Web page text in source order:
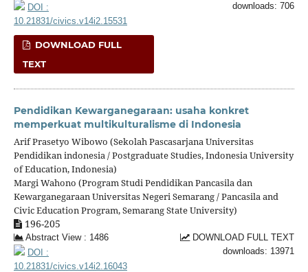
downloads: 706
DOI :
10.21831/civics.v14i2.15531
DOWNLOAD FULL
TEXT
Pendidikan Kewarganegaraan: usaha konkret
memperkuat multikulturalisme di Indonesia
Arif Prasetyo Wibowo (Sekolah Pascasarjana Universitas
Pendidikan indonesia / Postgraduate Studies, Indonesia University
of Education, Indonesia)
Margi Wahono (Program Studi Pendidikan Pancasila dan
Kewarganegaraan Universitas Negeri Semarang / Pancasila and
Civic Education Program, Semarang State University)
196-205
Abstract View : 1486
DOWNLOAD FULL TEXT
downloads: 13971
DOI :
10.21831/civics.v14i2.16043